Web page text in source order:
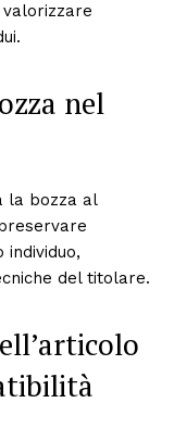
nel
la bozza al
individuo,
del titolare.